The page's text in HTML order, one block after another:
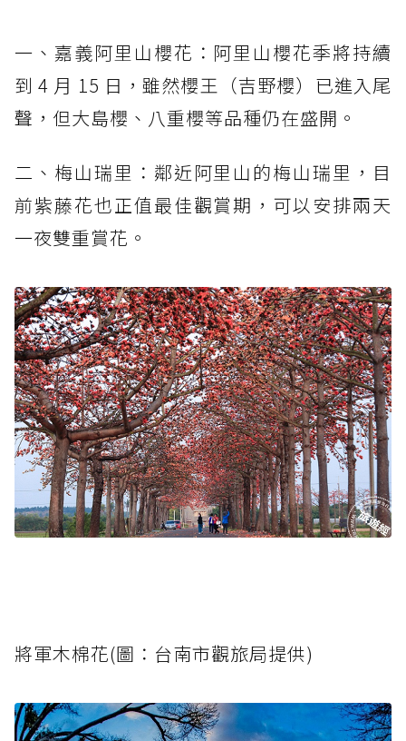
一、嘉義阿里山櫻花：阿里山櫻花季將持續
到 4 月 15 日，雖然櫻王（吉野櫻）已進入尾
聲，但大島櫻、八重櫻等品種仍在盛開。
二、梅山瑞里：鄰近阿里山的梅山瑞里，目
前紫藤花也正值最佳觀賞期，可以安排兩天
一夜雙重賞花。
將軍木棉花(圖：台南市觀旅局提供)